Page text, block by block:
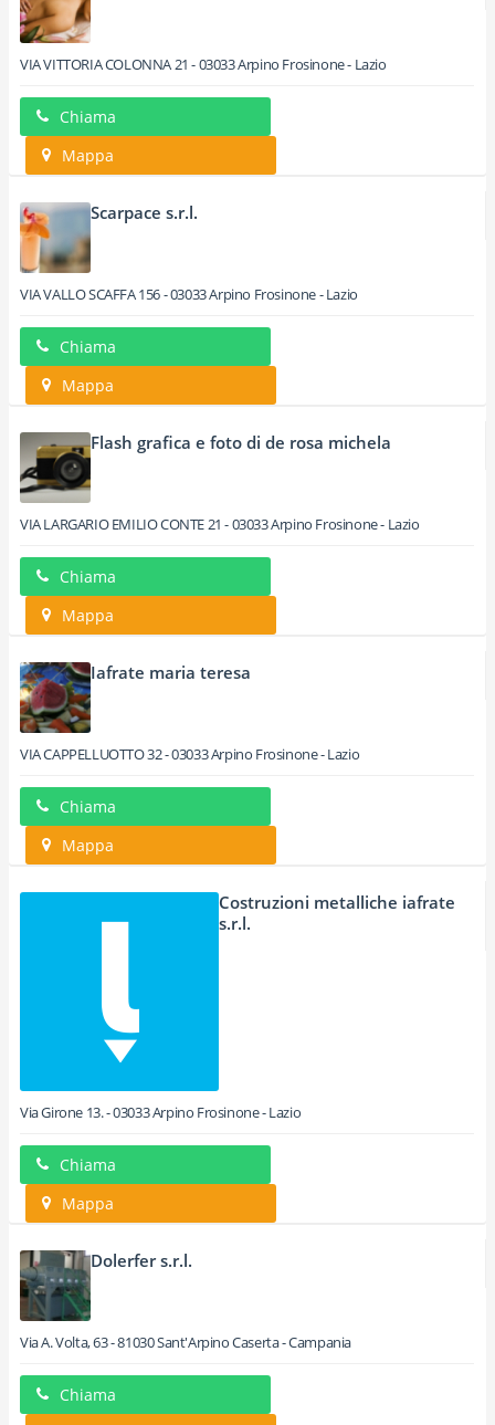
VIA VITTORIA COLONNA 21 -03033Arpino Frosinone - Lazio
Chiama
Mappa
Scarpace s.r.l.
VIA VALLO SCAFFA 156-03033Arpino Frosinone -Lazio
Chiama
Mappa
Flash grafica e foto di de rosa michela
VIA LARGARIO EMILIO CONTE 21 -03033Arpino Frosinone - Lazio
Chiama
Mappa
Iafrate maria teresa
VIA CAPPELLUOTTO 32-03033Arpino Frosinone -Lazio
Chiama
Mappa
Costruzioni metalliche iafrate
s.r.l.
Via Girone 13.-03033Arpino Frosinone -Lazio
Chiama
Mappa
Dolerfer s.r.l.
Via A. Volta, 63-81030Sant'ArpinoCaserta -Campania
Chiama